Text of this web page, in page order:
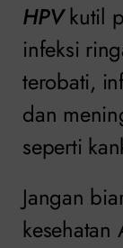
HPVkutil
infeksi
terobati,
dan
seperti
Jangan
kesehatan